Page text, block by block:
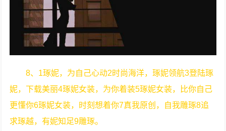
8、1琢妮，为自己心动2时尚海洋，琢妮领航3登陆琢
妮，下载美丽4琢妮女装，为你着装5琢妮女装，比你自己
更懂你6琢妮女装，时刻想着你7真我原创，自我雕琢8追
求琢越，有妮知足9雕琢。